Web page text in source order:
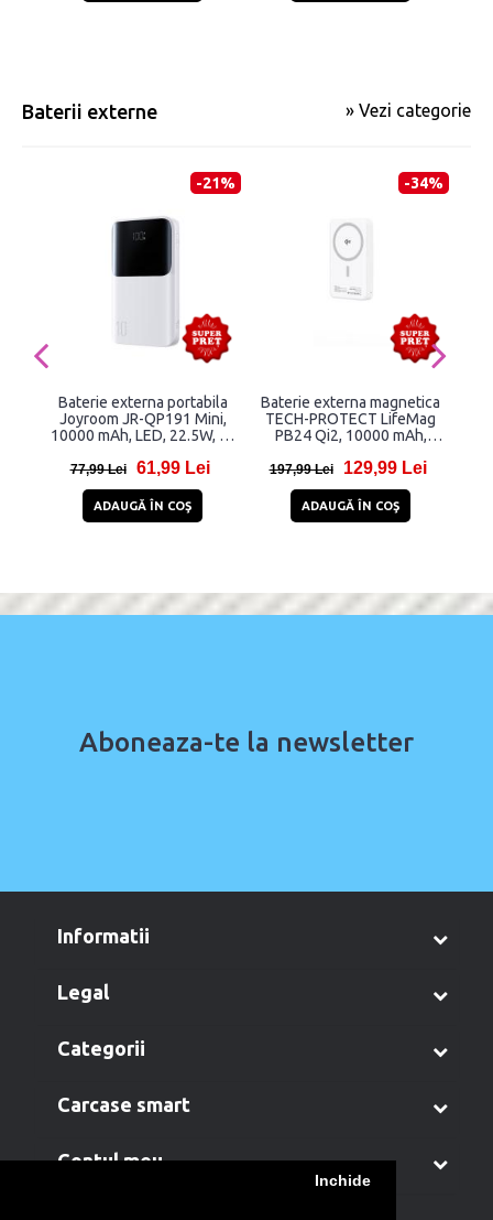
Inchide
Baterii externe » Vezi categorie
-21%
Baterie externa portabila
Joyroom JR-QP191 Mini,
10000 mAh, LED, 22.5W, 2x
77,99 Lei 61,99 Lei
ADAUGĂ ÎN COŞ
-34%
Baterie externa magnetica
TECH-PROTECT LifeMag
PB24 Qi2, 10000 mAh,
Cablu USB-C 30cm inclus,
197,99 Lei 129,99 Lei
ADAUGĂ ÎN COŞ
Aboneaza-te la newsletter
informatii
legal
categorii
carcase smart
contul meu